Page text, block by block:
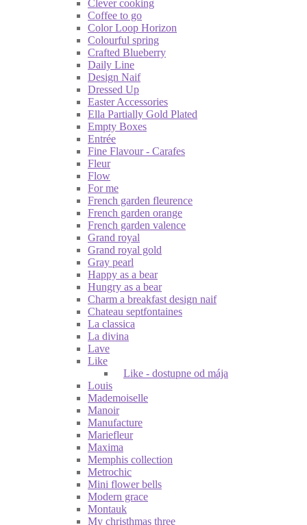
Clever cooking
Coffee to go
Color Loop Horizon
Colourful spring
Crafted Blueberry
Daily Line
Design Naif
Dressed Up
Easter Accessories
Ella Partially Gold Plated
Empty Boxes
Entrée
Fine Flavour - Carafes
Fleur
Flow
For me
French garden fleurence
French garden orange
French garden valence
Grand royal
Grand royal gold
Gray pearl
Happy as a bear
Hungry as a bear
Charm a breakfast design naif
Chateau septfontaines
La classica
La divina
Lave
Like
Like - dostupne od mája
Louis
Mademoiselle
Manoir
Manufacture
Mariefleur
Maxima
Memphis collection
Metrochic
Mini flower bells
Modern grace
Montauk
My christhmas three